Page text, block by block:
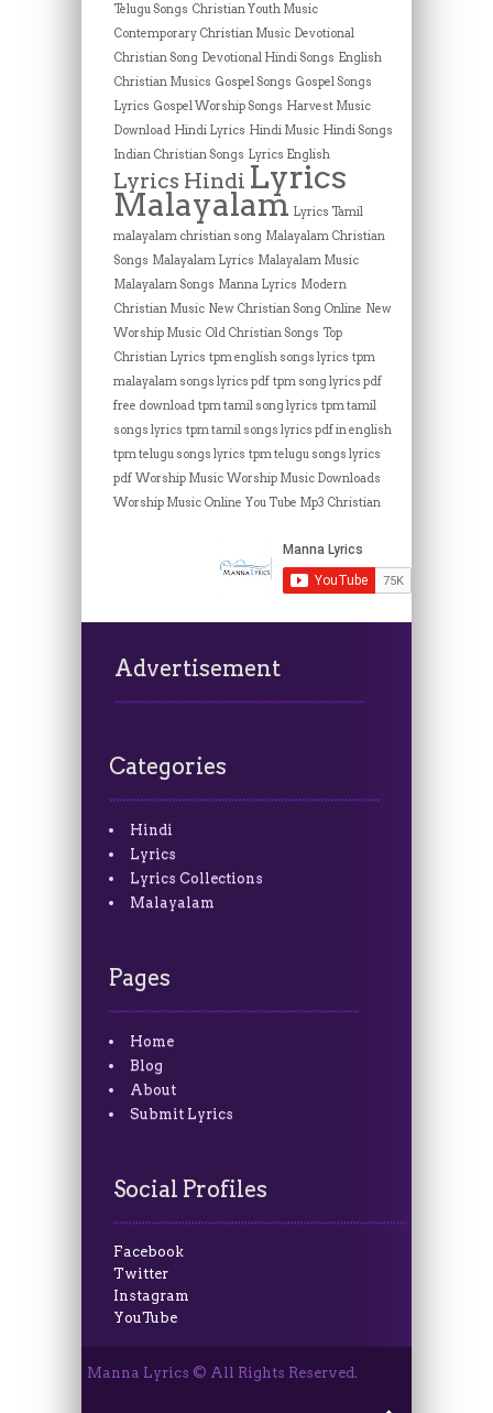
Telugu Songs Christian Youth Music
Contemporary Christian Music Devotional
Christian Song Devotional Hindi Songs English
Christian Musics Gospel Songs Gospel Songs
Lyrics Gospel Worship Songs Harvest Music
Download Hindi Lyrics Hindi Music Hindi Songs
Indian Christian Songs Lyrics English
Lyrics Hindi Lyrics
Malayalam Lyrics Tamil
malayalam christian song Malayalam Christian
Songs Malayalam Lyrics Malayalam Music
Malayalam Songs Manna Lyrics Modern
Christian Music New Christian Song Online New
Worship Music Old Christian Songs Top
Christian Lyrics tpm english songs lyrics tpm
malayalam songs lyrics pdf tpm song lyrics pdf
free download tpm tamil song lyrics tpm tamil
songs lyrics tpm tamil songs lyrics pdf in english
tpm telugu songs lyrics tpm telugu songs lyrics
pdf Worship Music Worship Music Downloads
Worship Music Online You Tube Mp3 Christian
Advertisement
Categories
Hindi
Lyrics
Lyrics Collections
Malayalam
Pages
Home
Blog
About
Submit Lyrics
Social Profiles
Facebook
Twitter
Instagram
YouTube
Manna Lyrics © All Rights Reserved.